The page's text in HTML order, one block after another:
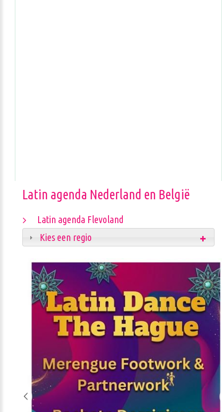
Latin agenda Nederland en België
Latin agenda Flevoland
Kies een regio